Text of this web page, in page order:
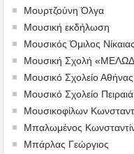
Μουρτζούνη Όλγα
Μουσική εκδήλωση
Μουσικός Όμιλος Νίκαιας
Μουσική Σχολή
Μουσικό Σχολείο Αθήνας
Μουσικό Σχολείο Πειραιά
Μουσικοφίλων
Μπαλωμένος
Μπάρλας Γεώργιος